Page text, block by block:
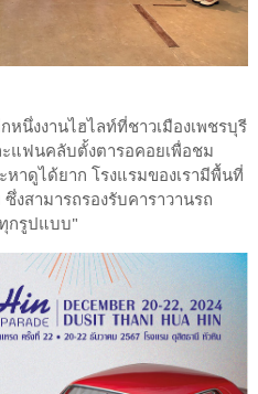
นึ่งงานไฮไลท์ที่ชาวเมืองเพชรบุรี
แฟนคลับตั้งตารอคอยเพื่อชม
าดูได้ยาก โรงแรมของเรามีพื้นที่
งสามารถรองรับคาราวานรถ
กรูปแบบ"